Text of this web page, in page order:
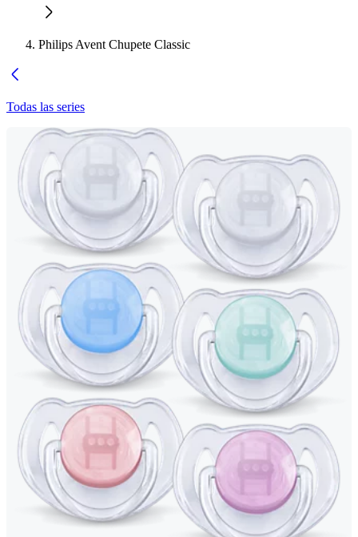
Philips Avent Chupete Classic
Todas las series